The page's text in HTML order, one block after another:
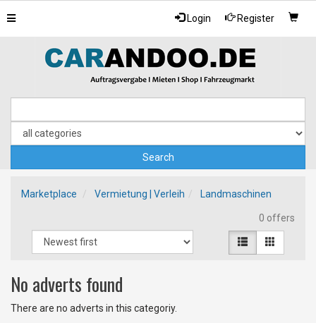
Login Register
Toggle
navigation
Marketplace Vermietung | Verleih Landmaschinen
0 offers
No adverts found
There are no adverts in this categoriy.